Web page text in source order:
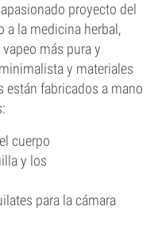
proyecto del
a la medicina herbal,
más pura y
y materiales
fabricados a mano
cuerpo
y los
para la cámara